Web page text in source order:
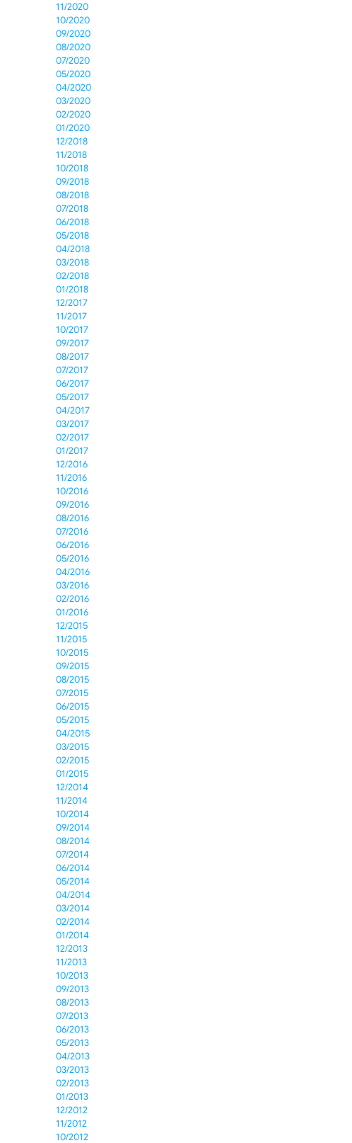
11/2020
10/2020
09/2020
08/2020
07/2020
05/2020
04/2020
03/2020
02/2020
01/2020
12/2018
11/2018
10/2018
09/2018
08/2018
07/2018
06/2018
05/2018
04/2018
03/2018
02/2018
01/2018
12/2017
11/2017
10/2017
09/2017
08/2017
07/2017
06/2017
05/2017
04/2017
03/2017
02/2017
01/2017
12/2016
11/2016
10/2016
09/2016
08/2016
07/2016
06/2016
05/2016
04/2016
03/2016
02/2016
01/2016
12/2015
11/2015
10/2015
09/2015
08/2015
07/2015
06/2015
05/2015
04/2015
03/2015
02/2015
01/2015
12/2014
11/2014
10/2014
09/2014
08/2014
07/2014
06/2014
05/2014
04/2014
03/2014
02/2014
01/2014
12/2013
11/2013
10/2013
09/2013
08/2013
07/2013
06/2013
05/2013
04/2013
03/2013
02/2013
01/2013
12/2012
11/2012
10/2012